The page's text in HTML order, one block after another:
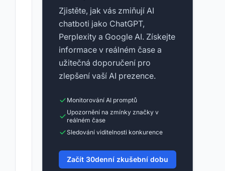
Zjistěte, jak vás zmiňují AI
chatboti jako ChatGPT,
Perplexity a Google AI. Získejte
informace v reálném čase a
užitečná doporučení pro
zlepšení vaší AI prezence.
Monitorování AI promptů
Upozornění na zmínky značky v
reálném čase
Sledování viditelnosti konkurence
Začít 30denní zkušební dobu